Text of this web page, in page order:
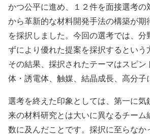
かつ公平に進め、１２件を面接選考の
から革新的な材料開発手法の構築が期
を採択しました。今回の選考では、分
ずにより優れた提案を採択するという
その結果、採択されたテーマはスピン
体・誘電体、触媒、結晶成長、高分子
選考を終えた印象としては、第一に気
来の材料研究とは大いに異なるチーム
数に及んだことです。採択に至らなか